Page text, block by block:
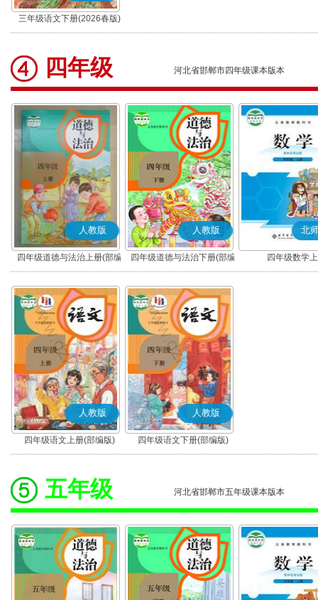
三年级语文下册(2026春版)
(部编版)
四年级 河北省邯郸市四年级课本版本
人教版
四年级道德与法治上册(部编
版)
人教版
四年级道德与法治下册(部编
版)
北
四年级数学
人教版
四年级语文上册(部编版)
人教版
四年级语文下册(部编版)
五年级 河北省邯郸市五年级课本版本